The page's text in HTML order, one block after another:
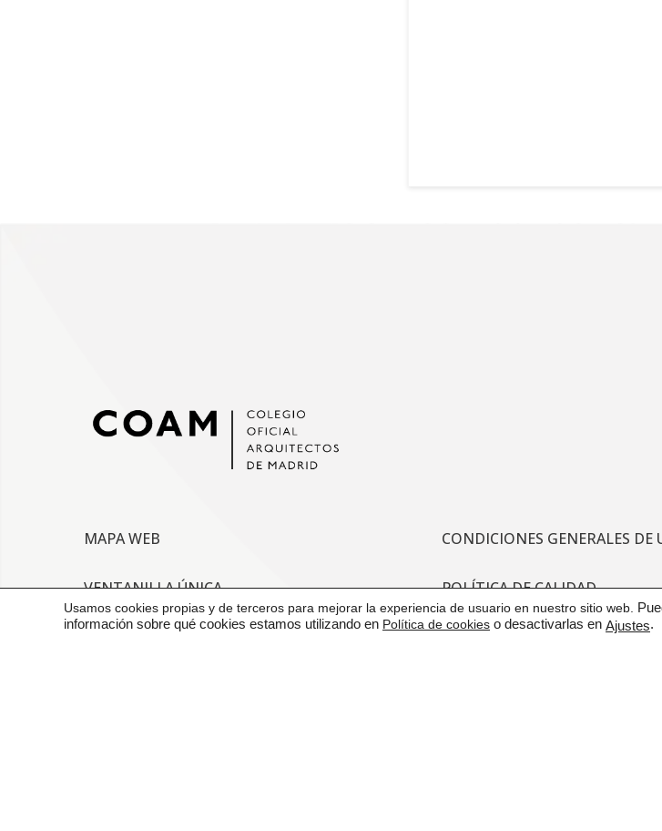
MAPA WEB
VENTANILLA ÚNICA
CONDICIONES GENERALES DE
POLÍTICA DE CALIDAD
PROTECCIÓN DE DATOS
Usamos cookies propias y de terceros para mejorar la experiencia de usuario en nuestro sitio web.
información sobre qué cookies estamos utilizando en Política de cookies o desactivarlas en Ajustes.